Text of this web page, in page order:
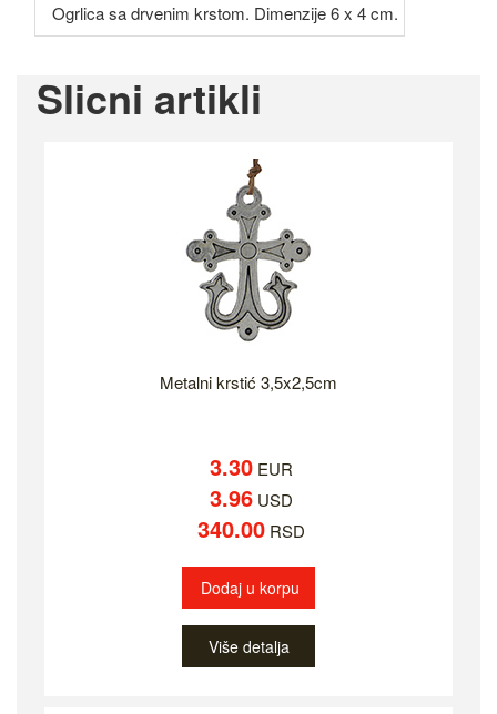
Ogrlica sa drvenim krstom. Dimenzije 6 x 4 cm.
Slicni artikli
Metalni krstić 3,5x2,5cm
3.30 EUR
3.96 USD
340.00 RSD
Dodaj u korpu
Više detalja